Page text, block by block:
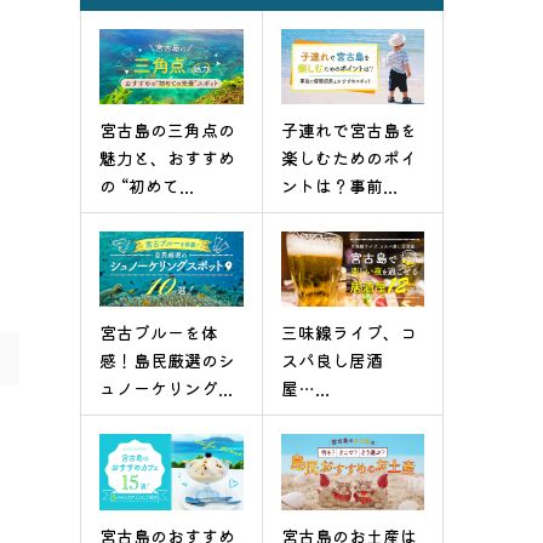
宮古島の三角点の
魅力と、おすすめ
の “初めて...
子連れで宮古島を
楽しむためのポイ
ントは？事前...
宮古ブルーを体
感！島民厳選のシ
ュノーケリング...
三味線ライブ、コ
スパ良し居酒
屋…...
宮古島のおすすめ
宮古島のお土産は